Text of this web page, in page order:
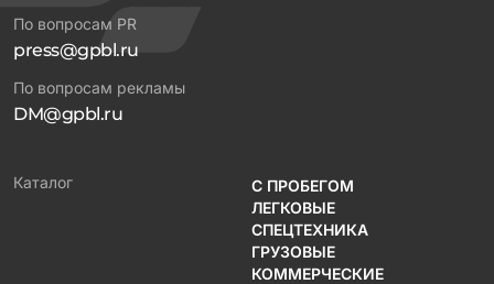
По вопросам PR
press@gpbl.ru
По вопросам рекламы
DM@gpbl.ru
Каталог
С ПРОБЕГОМ
ЛЕГКОВЫЕ
СПЕЦТЕХНИКА
ГРУЗОВЫЕ
КОММЕРЧЕСКИЕ